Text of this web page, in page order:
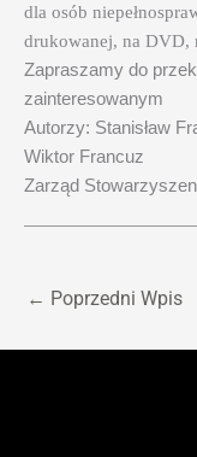
dla osób
drukowanej, na DVD,
Zapraszamy do
zainteresowanym
Autorzy: Stanisław
Wiktor Francuz
Zarząd
← Poprzedni Wpis